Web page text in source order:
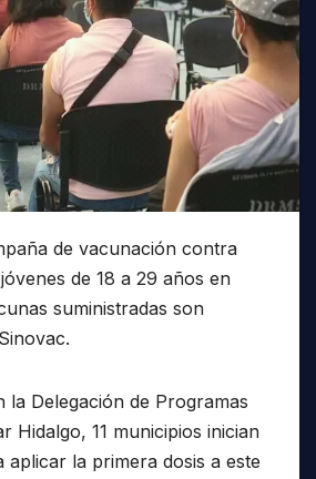
de vacunación contra
de 18 a 29 años en
suministradas son
la Delegación de Programas
Hidalgo, 11 municipios inician
aplicar la primera dosis a este